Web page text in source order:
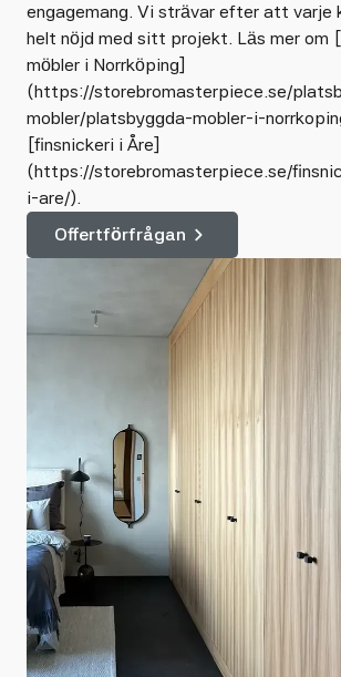
engagemang. Vi strävar efter att varje
helt nöjd med sitt projekt. Läs mer om
möbler i Norrköping]
(https://storebromasterpiece.se/
mobler/platsbyggda-mobler-i-
[finsnickeri i Åre]
(https://storebromasterpiece.se/
i-are/).
Offertförfrågan